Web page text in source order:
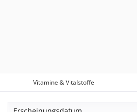
Vitamine & Vitalstoffe